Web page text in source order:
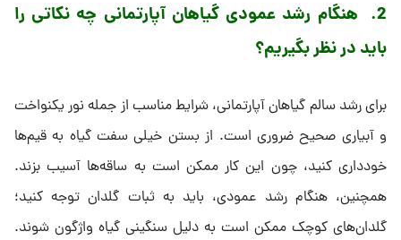
2.
هنگام رشد عمودی گیاهان آپارتمانی چه نکاتی را
باید در نظر بگیریم؟
برای رشد سالم گیاهان آپارتمانی، شرایط مناسب از جمله نور یکنواخت
و آبیاری صحیح ضروری است. از بستن خیلی سفت گیاه به قیم‌ها
خودداری کنید، چون این کار ممکن است به ساقه‌ها آسیب بزند.
همچنین، هنگام رشد عمودی، باید به ثبات گلدان توجه کنید؛
گلدان‌های کوچک ممکن است به دلیل سنگینی گیاه واژگون شوند.